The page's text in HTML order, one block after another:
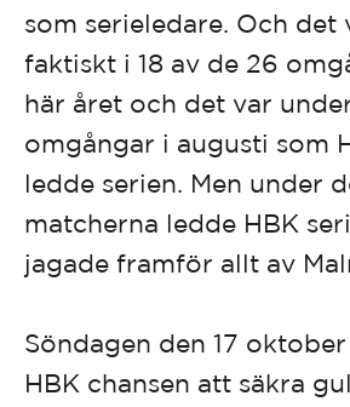
som serieledare. Och det
faktiskt i 18 av de 26
här året och det var
omgångar i augusti som
ledde serien. Men under
matcherna ledde HBK
jagade framför allt av
Söndagen den 17
HBK chansen att säkra